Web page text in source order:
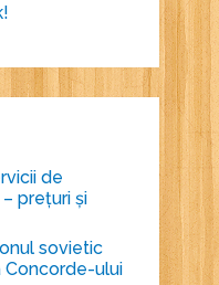
de
prețuri și
sovietic
Concorde-ului